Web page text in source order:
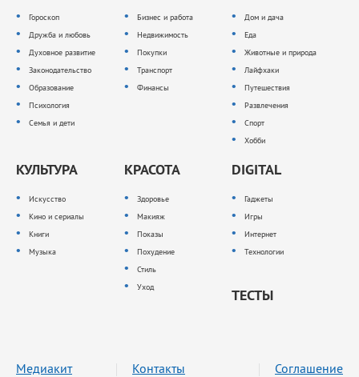
Гороскоп
Дружба и любовь
Духовное развитие
Законодательство
Образование
Психология
Семья и дети
Бизнес и работа
Недвижимость
Покупки
Транспорт
Финансы
Дом и дача
Еда
Животные и природа
Лайфхаки
Путешествия
Развлечения
Спорт
Хобби
КУЛЬТУРА
Искусство
Кино и сериалы
Книги
Музыка
КРАСОТА
Здоровье
Макияж
Показы
Похудение
Стиль
Уход
DIGITAL
Гаджеты
Игры
Интернет
Технологии
ТЕСТЫ
Медиакит Контакты Соглашение